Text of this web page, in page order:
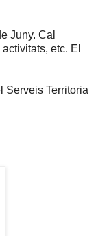
Juny. Cal
etc. El
Serveis Territoria